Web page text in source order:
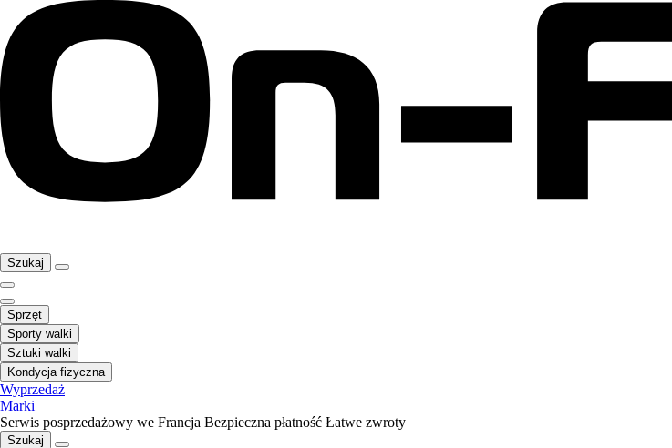
Szukaj
Sprzęt
Sporty walki
Sztuki walki
Kondycja fizyczna
Wyprzedaż
Marki
Serwis posprzedażowy we Francja Bezpieczna płatność Łatwe zwroty
Szukaj